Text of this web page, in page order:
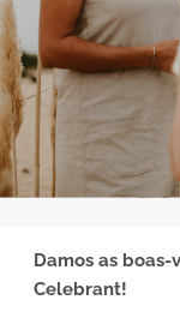
Damos as
Celebrant!